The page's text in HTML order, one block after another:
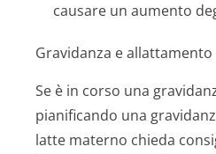
causare un aumento
Gravidanza e allattamento
Se è in corso una
pianificando una
latte materno chieda